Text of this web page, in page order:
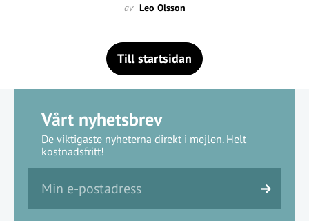
av Leo Olsson
Till startsidan
Vårt nyhetsbrev
De viktigaste nyheterna direkt i mejlen. Helt
kostnadsfritt!